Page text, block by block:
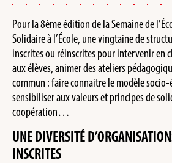
Pour la 8ème édition de la Semaine de
Solidaire à l’École, une vingtaine de
inscrites ou réinscrites pour intervenir en
aux élèves, animer des ateliers
commun : faire connaitre le modèle socio-
sensibiliser aux valeurs et principes de
coopération…
UNE DIVERSITÉ
INSCRITES